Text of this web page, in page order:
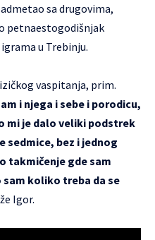
sa drugovima,
petnaestogodišnjak
u Trebinju.
vaspitanja, prim.
i njega i sebe i porodicu,
mi je dalo veliki podstrek
sedmice, bez i jednog
takmičenje gde sam
koliko treba da se
Igor.